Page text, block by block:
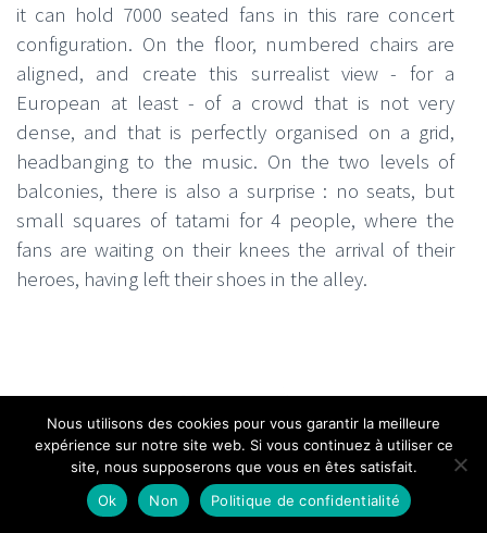
it can hold 7000 seated fans in this rare concert
configuration. On the floor, numbered chairs are
aligned, and create this surrealist view - for a
European at least - of a crowd that is not very
dense, and that is perfectly organised on a grid,
headbanging to the music. On the two levels of
balconies, there is also a surprise : no seats, but
small squares of tatami for 4 people, where the
fans are waiting on their knees the arrival of their
heroes, having left their shoes in the alley.
Nous utilisons des cookies pour vous garantir la meilleure
expérience sur notre site web. Si vous continuez à utiliser ce
site, nous supposerons que vous en êtes satisfait.
Ok
Non Politique de confidentialité